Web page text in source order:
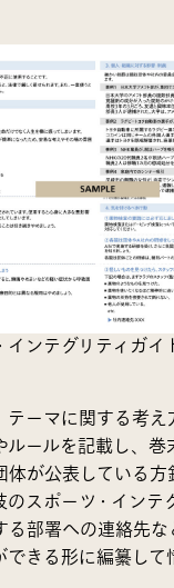
インテグリティガ
テーマに関する考
ールを記載し、巻
が公表している方
のスポーツ・インテ
部署への連絡先な
できる形に編纂し